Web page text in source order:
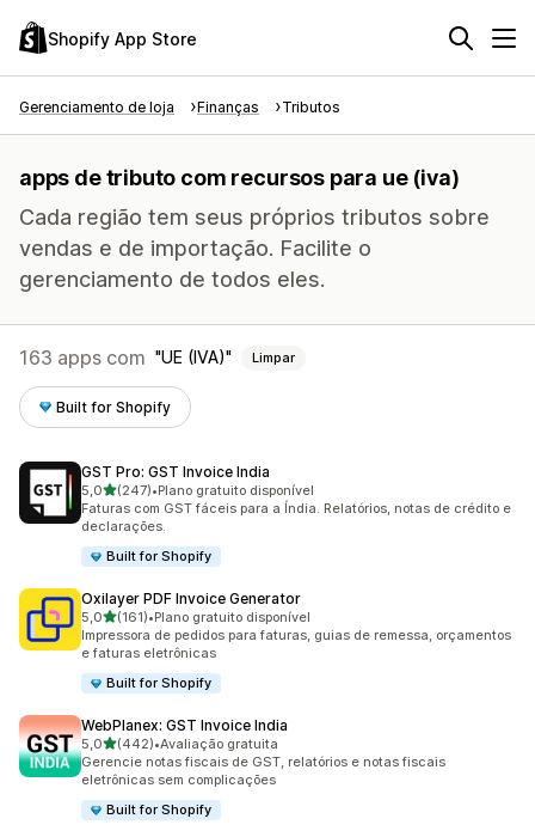
Shopify App Store
Gerenciamento de loja Finanças Tributos
apps de tributo com recursos para ue (iva)
Cada região tem seus próprios tributos sobre
vendas e de importação. Facilite o
gerenciamento de todos eles.
163 apps com UE (IVA) Limpar
Built for Shopify
GST Pro: GST Invoice India
5,0de 5 estrelas
(247)
247 avaliações ao todo
•Plano gratuito disponível
Faturas com GST fáceis para a Índia. Relatórios, notas de crédito e
declarações.
Built for Shopify
Oxilayer PDF Invoice Generator
5,0de 5 estrelas
(161)
161 avaliações ao todo
•Plano gratuito disponível
Impressora de pedidos para faturas, guias de remessa, orçamentos
e faturas eletrônicas
Built for Shopify
WebPlanex: GST Invoice India
5,0de 5 estrelas
(442)
442 avaliações ao todo
•Avaliação gratuita
Gerencie notas fiscais de GST, relatórios e notas fiscais
eletrônicas sem complicações
Built for Shopify